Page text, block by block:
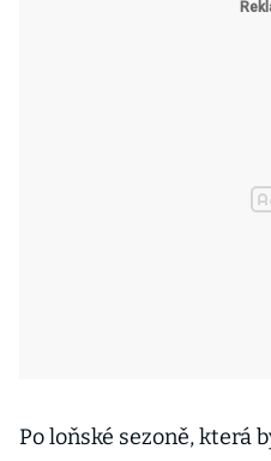
Po loňské sezoně, která